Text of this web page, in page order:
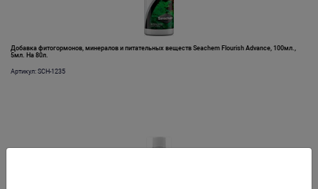
Добавка фитогормонов, минералов и питательных веществ Seachem Flourish Advance, 100мл.,
5мл. На 80л.
Артикул: SCH-1235